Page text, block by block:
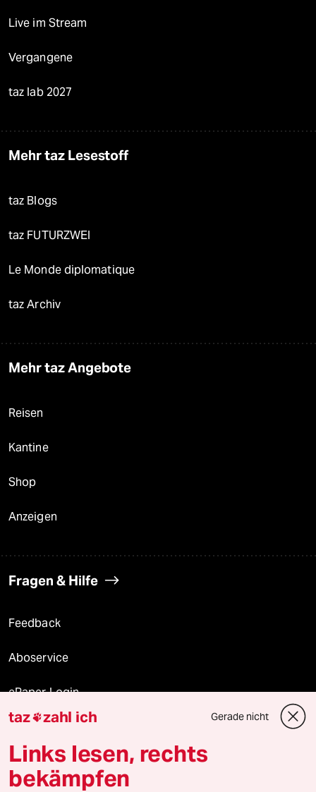
Live im Stream
Vergangene
taz lab 2027
Mehr taz Lesestoff
taz Blogs
taz FUTURZWEI
Le Monde diplomatique
taz Archiv
Mehr taz Angebote
Reisen
Kantine
Shop
Anzeigen
Fragen & Hilfe
Feedback
Aboservice
ePaper Login
Downloads für Abonnierende
taz zahl ich Gerade nicht
Links lesen, rechts
bekämpfen